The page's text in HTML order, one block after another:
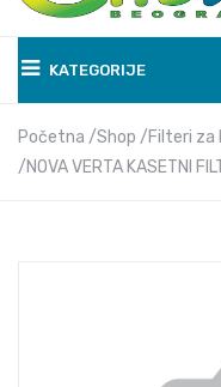
KATEGORIJE
Početna Shop Filteri za
NOVA VERTA KASETNI